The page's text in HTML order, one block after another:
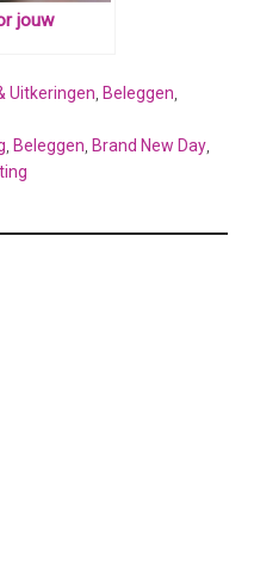
jouw
Uitkeringen, Beleggen,
, Beleggen, Brand New Day,